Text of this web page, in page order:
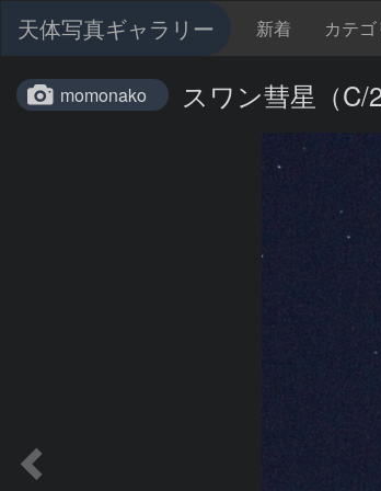
天体写真ギャラリー 新着 カテ
momonako スワン彗星（C/